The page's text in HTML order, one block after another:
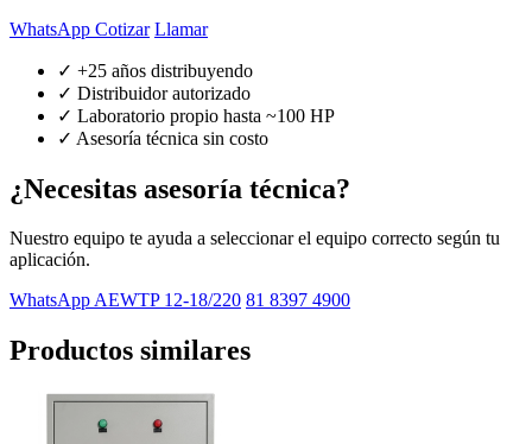
WhatsApp Cotizar Llamar
✓ +25 años distribuyendo
✓ Distribuidor autorizado
✓ Laboratorio propio hasta ~100 HP
✓ Asesoría técnica sin costo
¿Necesitas asesoría técnica?
Nuestro equipo te ayuda a seleccionar el equipo correcto según tu
aplicación.
WhatsApp AEWTP 12-18/220 81 8397 4900
Productos similares